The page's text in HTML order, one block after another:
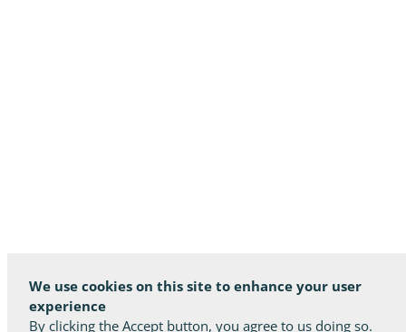
We use cookies on this site to enhance your user
experience
By clicking the Accept button, you agree to us doing so.